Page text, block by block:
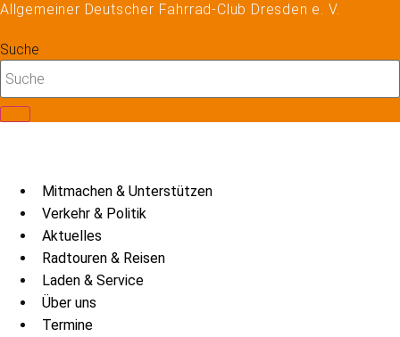
Zum
springen
Allgemeiner Deutscher Fahrrad-Club Dresden e. V.
Suche
Mitmachen & Unterstützen
Verkehr & Politik
Aktuelles
Radtouren & Reisen
Laden & Service
Über uns
Termine